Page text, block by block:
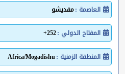
العاصمة :مقديشو
المفتاح الدولي :252+
المنطقة الزمنية :Africa/Mogadishu